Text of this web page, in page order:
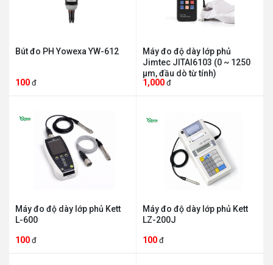
Bút đo PH Yowexa YW-612
100 đ
Máy đo độ dày lớp phủ
Jimtec JITAI6103 (0 ~ 1250
µm, đầu dò từ tính)
1,000 đ
Máy đo độ dày lớp phủ Kett
L-600
100 đ
Máy đo độ dày lớp phủ Kett
LZ-200J
100 đ